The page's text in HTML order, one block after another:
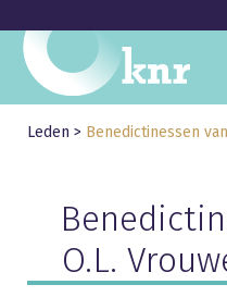
Leden > Benedictinessen
O.L.